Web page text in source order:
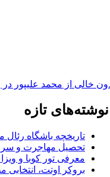
خالی از محمد علیپور در
نوشته‌های تازه
تاریخچه باشگاه رئال
تحصیل مهاجرت و
معرفی تور کوبا و
بروکر اوتت، انتخابی